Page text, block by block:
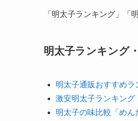
「明太子ランキング」「
明太子ランキング
明太子通販おすすめラ
激安明太子ランキング
明太子の味比較「めん